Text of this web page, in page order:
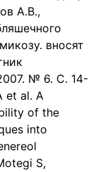
А.В.,
вносят
№ 6. С. 14-
et al. A
of the
into
S,